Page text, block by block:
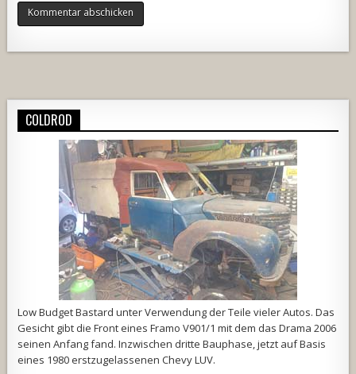
COLDROD
Low Budget Bastard unter Verwendung der Teile vieler Autos. Das
Gesicht gibt die Front eines Framo V901/1 mit dem das Drama 2006
seinen Anfang fand. Inzwischen dritte Bauphase, jetzt auf Basis
eines 1980 erstzugelassenen Chevy LUV.